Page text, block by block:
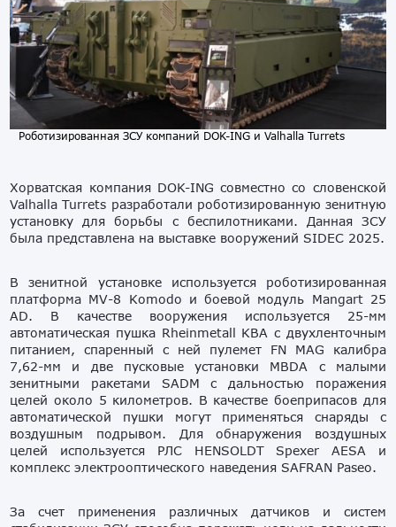
Роботизированная ЗСУ компаний DOK-ING и Valhalla Turrets
Хорватская компания DOK-ING совместно со словенской
Valhalla Turrets разработали роботизированную зенитную
установку для борьбы с беспилотниками. Данная ЗСУ
была представлена на выставке вооружений SIDEC 2025.
В зенитной установке используется роботизированная
платформа MV-8 Komodo и боевой модуль Mangart 25
AD. В качестве вооружения используется 25-мм
автоматическая пушка Rheinmetall KBA с двухленточным
питанием, спаренный с ней пулемет FN MAG калибра
7,62-мм и две пусковые установки MBDA с малыми
зенитными ракетами SADM с дальностью поражения
целей около 5 километров. В качестве боеприпасов для
автоматической пушки могут применяться снаряды с
воздушным подрывом. Для обнаружения воздушных
целей используется РЛС HENSOLDT Spexer AESA и
комплекс электрооптического наведения SAFRAN Paseo.
За счет применения различных датчиков и систем